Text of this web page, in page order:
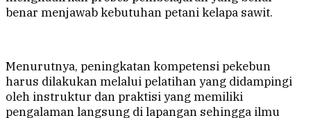
benar menjawab kebutuhan petani kelapa sawit.
Menurutnya, peningkatan kompetensi pekebun
harus dilakukan melalui pelatihan yang didampingi
oleh instruktur dan praktisi yang memiliki
pengalaman langsung di lapangan sehingga ilmu